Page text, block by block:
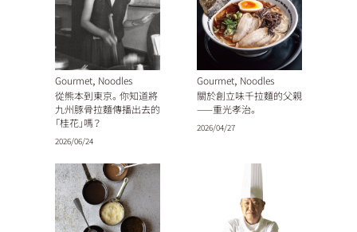
Gourmet, Noodles
從熊本到東京。你知道將
九州豚骨拉麵傳播出去的
「桂花」嗎？
2026/06/24
Gourmet, Noodles
關於創立味千拉麵的父親
——重光孝治。
2026/04/27